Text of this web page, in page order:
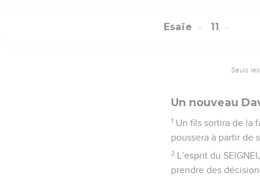
Esaïe 11
Seuls
Un nouveau
1 Un fils sortira de la
poussera à partir de
2 L’esprit du
prendre des